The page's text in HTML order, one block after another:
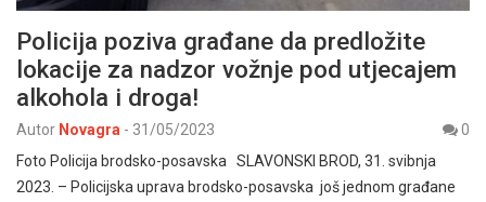
Policija poziva građane da predložite
lokacije za nadzor vožnje pod utjecajem
alkohola i droga!
Autor Novagra - 31/05/2023
0
Foto Policija brodsko-posavska SLAVONSKI BROD, 31. svibnja
2023. – Policijska uprava brodsko-posavska još jednom građane